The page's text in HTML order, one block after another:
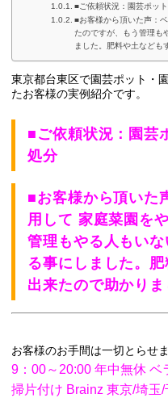
■ご依頼状況：園芸ポッ
■お客様から頂いた声：
たのですが、もう管理も
ました。肥料や土なども
東京都台東区で園芸ポット・
たお客様の実例紹介です。
■ご依頼状況：園芸
処分
■お客様から頂いた
用して 家庭菜園を
管理もやる人もい
る事にしました。
出来たので助かりま
お客様のお手間は一切とらせ
9：00～20:00 年中無休
掃片付け Brainz 東京/埼玉/